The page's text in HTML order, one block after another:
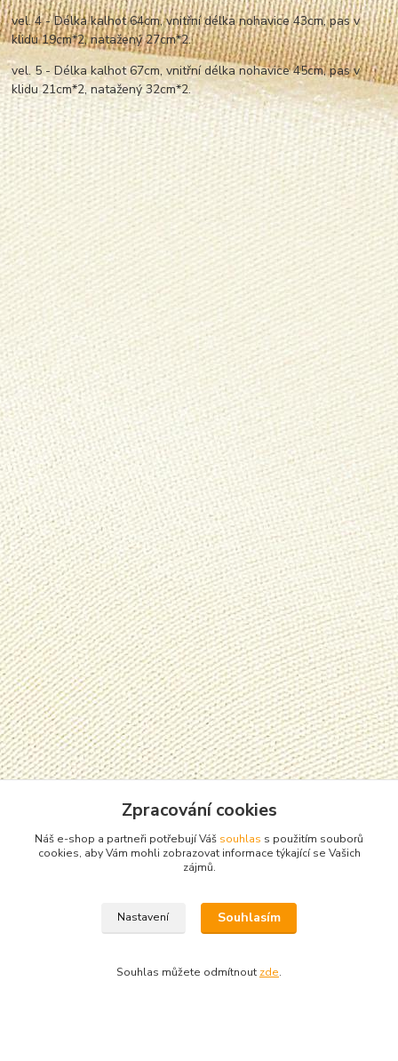
vel. 4 - Délka kalhot 64cm, vnitřní délka nohavice 43cm, pas v
klidu 19cm*2,natažený 27cm*2.
vel. 5 - Délka kalhot 67cm, vnitřní délka nohavice 45cm, pas v
klidu 21cm*2,natažený 32cm*2.
Zpracování cookies
Náš e-shop a partneři potřebují Váš souhlas s použitím souborů
cookies, aby Vám mohli zobrazovat informace týkající se Vašich
zájmů.
Nastavení Souhlasím
Souhlas můžete odmítnout zde.